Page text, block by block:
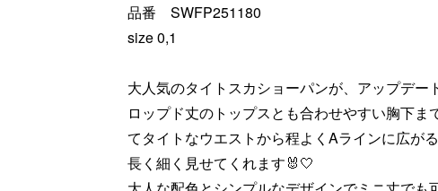
品番 SWFP251180
size 0,1
大人気のタイトスカショーパンが、アップデー
ロップド丈のトップスとも合わせやすい胸下ま
てタイトなウエストから程よくAラインに広が
長く細く見せてくれます🐰🤍